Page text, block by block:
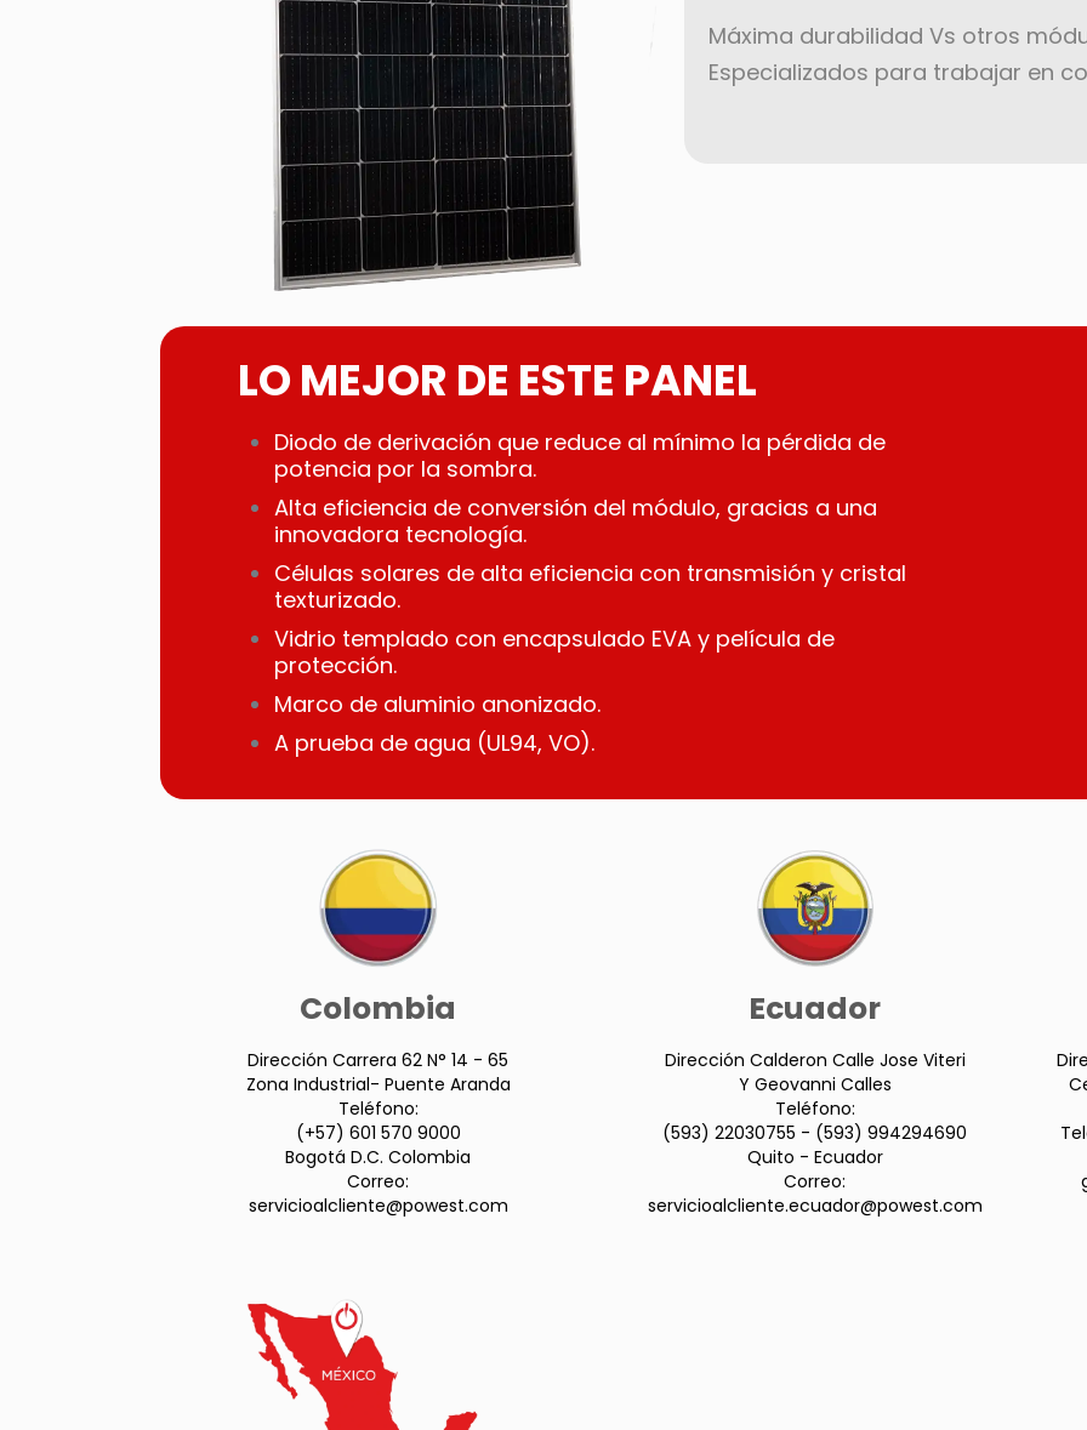
Máxima durabilidad Vs otros
Especializados para trabajar en
LO MEJOR DE ESTE PANEL
Diodo de derivación que reduce al mínimo la pérdida de
potencia por la sombra.
Alta eficiencia de conversión del módulo, gracias a una
innovadora tecnología.
Células solares de alta eficiencia con transmisión y cristal
texturizado.
Vidrio templado con encapsulado EVA y película de
protección.
Marco de aluminio anonizado.
A prueba de agua (UL94, VO).
Colombia
Dirección Carrera 62 N° 14 - 65
Zona Industrial- Puente Aranda
Teléfono:
(+57) 601 570 9000
Bogotá D.C. Colombia
Correo:
servicioalcliente@powest.com
Ecuador
Dirección Calderon Calle Jose Viteri
Y Geovanni Calles
Teléfono:
(593) 22030755 - (593) 994294690
Quito - Ecuador
Correo:
servicioalcliente.ecuador@powest.com